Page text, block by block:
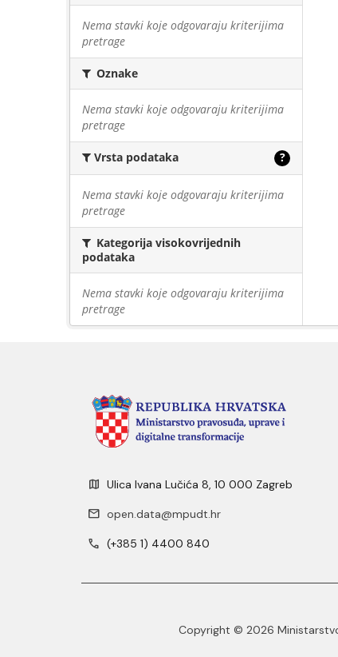
Nema stavki koje odgovaraju kriterijima
pretrage
Oznake
Nema stavki koje odgovaraju kriterijima
pretrage
Vrsta podataka ?
Nema stavki koje odgovaraju kriterijima
pretrage
Kategorija visokovrijednih
podataka
Nema stavki koje odgovaraju kriterijima
pretrage